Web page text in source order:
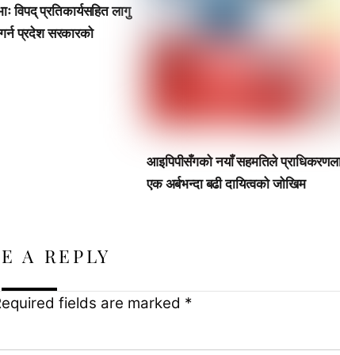
विपद् प्रतिकार्यसहित लागु
प्रदेश सरकारको
आइपिपीसँगको नयाँ सहमतिले
एक अर्बभन्दा बढी दायित्वको जोखिम
A REPLY
fields are marked *